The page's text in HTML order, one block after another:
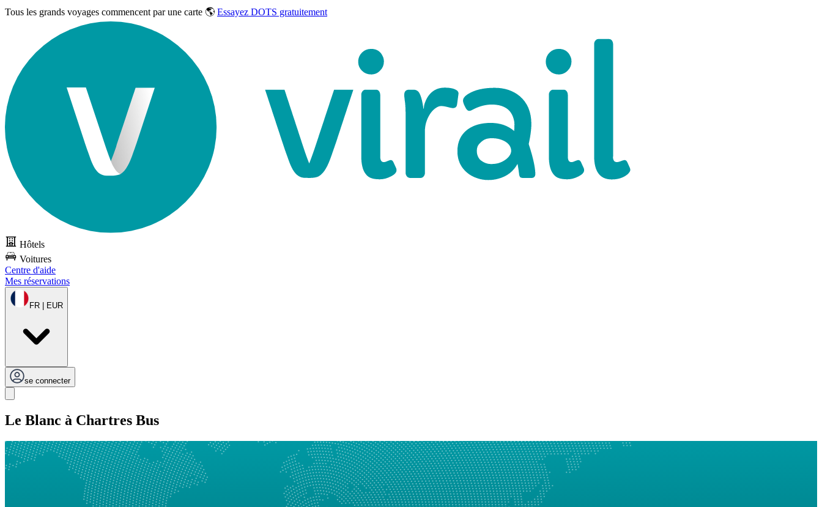
Tous les grands voyages commencent par une carte 🌎 Essayez DOTS gratuitement
Hôtels
Voitures
Centre d'aide
Mes réservations
FR | EUR
se connecter
Le Blanc à Chartres Bus